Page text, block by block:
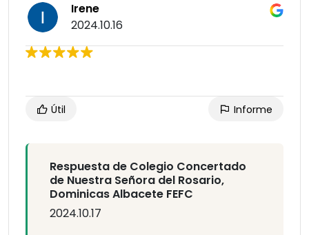
Irene
2024.10.16
Útil Informe
Respuesta de Colegio Concertado
de Nuestra Señora del Rosario,
Dominicas Albacete FEFC
2024.10.17